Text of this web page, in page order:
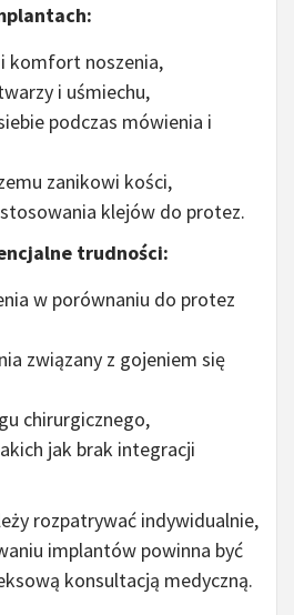
komfort noszenia,
i uśmiechu,
podczas mówienia i
zanikowi kości,
klejów do protez.
trudności:
w porównaniu do protez
związany z gojeniem się
chirurgicznego,
jak brak integracji
rozpatrywać indywidualnie,
implantów powinna być
konsultacją medyczną.